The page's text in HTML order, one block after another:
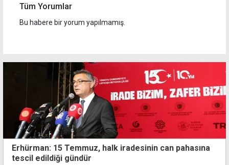
Tüm Yorumlar
Bu habere bir yorum yapılmamış.
Erhürman: 15 Temmuz, halk iradesinin can pahasına
tescil edildiği gündür